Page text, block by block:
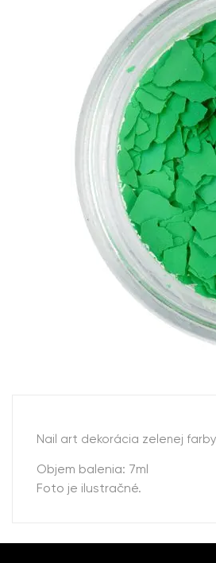
Nail art dekorácia zelenej
Objem balenia: 7ml
Foto je ilustračné.